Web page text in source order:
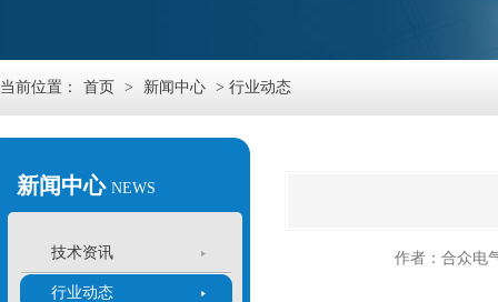
当前位置： 首页 > 新闻中心 > 行业动态
新闻中心 NEWS
技术资讯
行业动态
作者：合众电